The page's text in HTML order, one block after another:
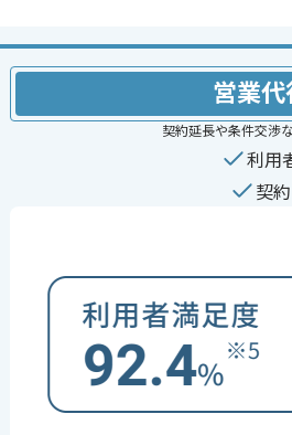
営業代
契約延長や条件交渉
利用
契